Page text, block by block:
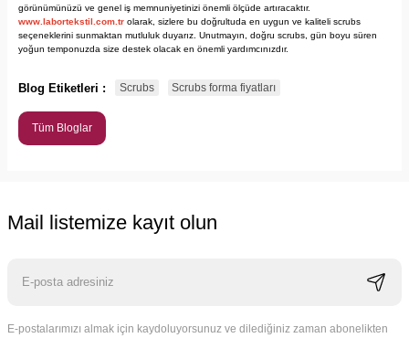
görünümünüzü ve genel iş memnuniyetinizi önemli ölçüde artıracaktır.
www.labortekstil.com .tr olarak, sizlere bu doğrultuda en uygun ve kaliteli scrubs
seçeneklerini sunmaktan mutluluk duyarız. Unutmayın, doğru scrubs, gün boyu süren
yoğun temponuzda size destek olacak en önemli yardımcınızdır.
Blog Etiketleri : Scrubs Scrubs forma fiyatları
Tüm Bloglar
Mail listemize kayıt olun
E-postalarımızı almak için kaydoluyorsunuz ve dilediğiniz zaman abonelikten